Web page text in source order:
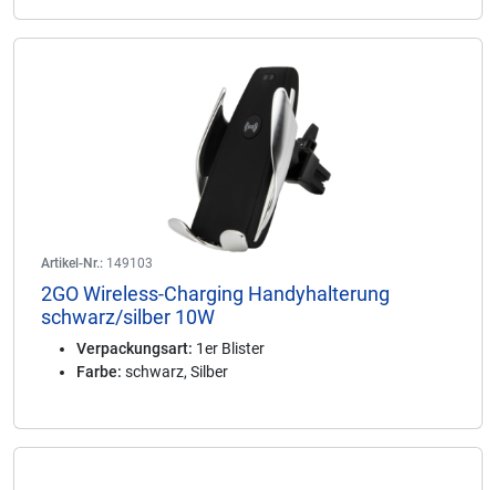
Artikel-Nr.: 149103
2GO Wireless-Charging Handyhalterung
schwarz/silber 10W
Verpackungsart: 1er Blister
Farbe: schwarz, Silber